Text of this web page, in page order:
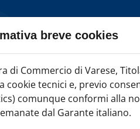
correlate via TAG
breve cookies
di Commercio di Varese,
cookie tecnici e, previo
comunque conformi alla
dal Garante italiano.